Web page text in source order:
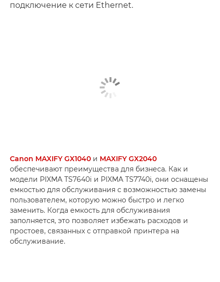
подключение к сети Ethernet.
Canon MAXIFY GX1040 и MAXIFY GX2040
обеспечивают преимущества для бизнеса. Как и
модели PIXMA TS7640i и PIXMA TS7740i, они оснащены
емкостью для обслуживания с возможностью замены
пользователем, которую можно быстро и легко
заменить. Когда емкость для обслуживания
заполняется, это позволяет избежать расходов и
простоев, связанных с отправкой принтера на
обслуживание.